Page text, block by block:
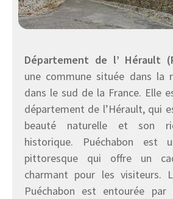
Département de l’ Hérault
une commune située dans la
dans le sud de la France. Elle
département de l’Hérault, qui
beauté naturelle et son
historique. Puéchabon est
pittoresque qui offre un
charmant pour les visiteurs.
Puéchabon est entourée par